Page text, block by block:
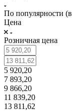
По популярности
Цена
Розничная цена
5 920,20
7 893,20
9 866,20
11 839,20
13 811,62